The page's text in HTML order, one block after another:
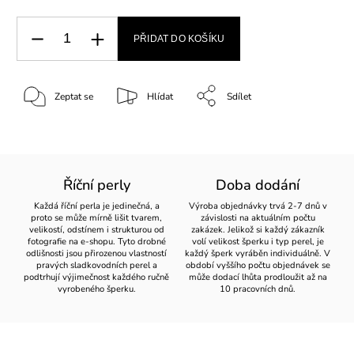
PŘIDAT DO KOŠÍKU
Zeptat se Hlídat Sdílet
Říční perly
Každá říční perla je jedinečná, a
proto se může mírně lišit tvarem,
velikostí, odstínem i strukturou od
fotografie na e-shopu. Tyto drobné
odlišnosti jsou přirozenou vlastností
pravých sladkovodních perel a
podtrhují výjimečnost každého ručně
vyrobeného šperku.
Doba dodání
Výroba objednávky trvá 2-7 dnů v
závislosti na aktuálním počtu
zakázek. Jelikož si každý zákazník
volí velikost šperku i typ perel, je
každý šperk vyráběn individuálně. V
období vyššího počtu objednávek se
může dodací lhůta prodloužit až na
10 pracovních dnů.